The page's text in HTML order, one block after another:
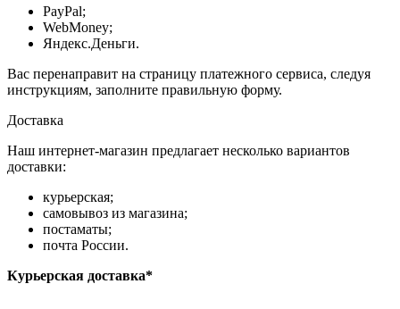
PayPal;
WebMoney;
Яндекс.Деньги.
Вас перенаправит на страницу платежного сервиса, следуя
инструкциям, заполните правильную форму.
Доставка
Наш интернет-магазин предлагает несколько вариантов
доставки:
курьерская;
самовывоз из магазина;
постаматы;
почта России.
Курьерская доставка*